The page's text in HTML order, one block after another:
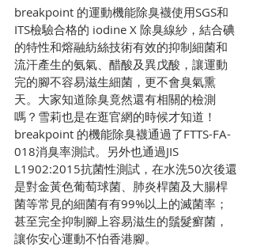
breakpoint 的運動機能除臭襪使用SGS和
ITS檢驗合格的 iodine X 除臭線紗，結合碘
的特性和熔融紡絲技術有效的抑制細菌和
流汗產生的氨氣、醋酸及異戊酸，讓運動
完的腳不容易滋生細菌，更不會臭氣熏
天。大家知道除臭竟然還有相關的檢測
嗎？雪莉也是在逛官網的時候才知道！
breakpoint 的機能除臭襪通過了FTTS-FA-
018消臭率測試。另外也通過JIS
L1902:2015抗菌性測試，在水洗50次後還
是對金黃色葡萄球菌、肺炎桿菌及大腸桿
菌等常見的細菌有有99%以上的滅菌率；
甚至完全抑制腳上容易滋生的鬚髮癬菌，
讓你安心運動不怕香港腳。